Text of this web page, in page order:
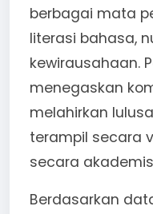
berbagai mata
literasi bahasa,
kewirausahaan.
menegaskan
melahirkan
terampil secara
secara
Berdasarkan